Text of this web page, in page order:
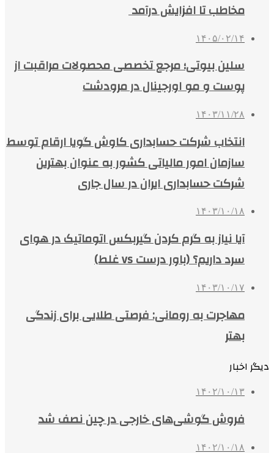
مخاطب تا افزایش درآمد
۱۴۰۵/۰۲/۱۴
سلین بیوتی؛ مرجع تخصصی محصولات مراقبت از
پوست و مو اورجینال در مرودشت
۱۴۰۳/۱۱/۲۸
انتخاب شرکت حسابداری کاوش گویا ارقام توسط
سازمان امور مالیاتی کشور به عنوان بهترین
شرکت حسابداری ایران در سال جاری
۱۴۰۳/۱۰/۱۸
آیا نیاز به گرم کردن گیربکس اتوماتیک در هوای
سرد داریم؟ (باور درست vs غلط)
۱۴۰۳/۱۰/۱۷
مهاجرت به رومانی: فرصتی طلایی برای زندگی
بهتر
دیگر اخبار
۱۴۰۲/۱۰/۱۳
فروش گوشی‌های خارجی در چین نصف شد
۱۴۰۲/۱۰/۱۸